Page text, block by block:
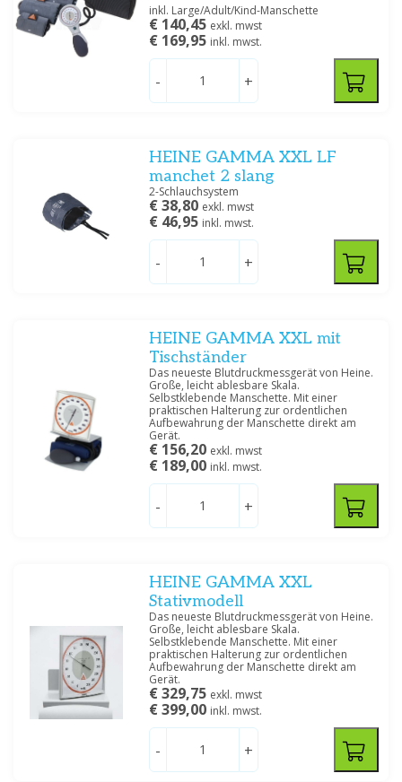
inkl. Large/Adult/Kind-Manschette
€ 140,45 exkl. mwst
€ 169,95 inkl. mwst.
- +
HEINE GAMMA XXL LF
manchet 2 slang
2-Schlauchsystem
€ 38,80 exkl. mwst
€ 46,95 inkl. mwst.
- +
HEINE GAMMA XXL mit
Tischständer
Das neueste Blutdruckmessgerät von Heine.
Große, leicht ablesbare Skala.
Selbstklebende Manschette. Mit einer
praktischen Halterung zur ordentlichen
Aufbewahrung der Manschette direkt am
Gerät.
€ 156,20 exkl. mwst
€ 189,00 inkl. mwst.
- +
HEINE GAMMA XXL
Stativmodell
Das neueste Blutdruckmessgerät von Heine.
Große, leicht ablesbare Skala.
Selbstklebende Manschette. Mit einer
praktischen Halterung zur ordentlichen
Aufbewahrung der Manschette direkt am
Gerät.
€ 329,75 exkl. mwst
€ 399,00 inkl. mwst.
- +